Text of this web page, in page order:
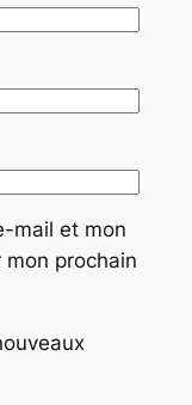
mail et mon
prochain